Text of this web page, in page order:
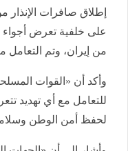
إطلاق صافرات الإنذار
على خلفية تعرض أجواء
من إيران، وتم التعامل
وأكد أن «القوات
للتعامل مع أي تهديد
لحفظ أمن الوطن